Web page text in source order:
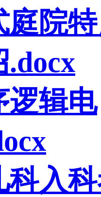
庭院
.docx
逻辑电
科入